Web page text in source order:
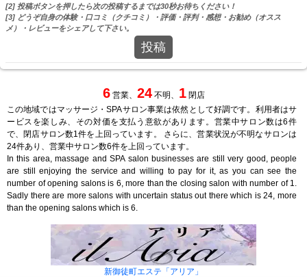
[2] 投稿ボタンを押したら次の投稿するまでは30秒お待ちください！
[3] どうぞ自身の体験・口コミ（クチコミ）・評価・評判・感想・お勧め（オスス
メ）・レビューをシェアして下さい。
投稿
6営業、 24不明、 1閉店
この地域ではマッサージ・SPAサロン事業は依然として好調です。利用者はサ
ービスを楽しみ、その対価を支払う意欲があります。営業中サロン数は6件
で、閉店サロン数1件を上回っています。 さらに、営業状況が不明なサロンは
24件あり、営業中サロン数6件を上回っています。
In this area, massage and SPA salon businesses are still very good, people
are still enjoying the service and willing to pay for it, as you can see the
number of opening salons is 6, more than the closing salon with number of 1.
Sadly there are more salons with uncertain status out there which is 24, more
than the opening salons which is 6.
新御徒町エステ「アリア」